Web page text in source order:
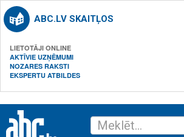
ABC.LV SKAITĻOS
LIETOTĀJI ONLINE
AKTĪVIE UZŅĒMUMI
NOZARES RAKSTI
EKSPERTU ATBILDES